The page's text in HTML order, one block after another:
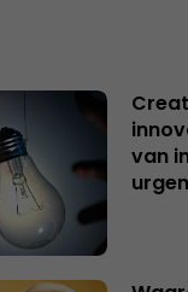
van